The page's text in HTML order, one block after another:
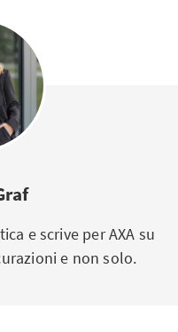
e scrive per AXA su
e non solo.